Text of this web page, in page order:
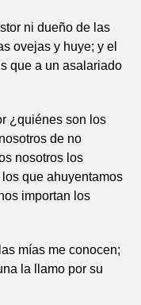
ni dueño de las
ovejas y huye; y el
que a un asalariado
¿quiénes son los
de no
nosotros los
que ahuyentamos
importan los
mías me conocen;
la llamo por su